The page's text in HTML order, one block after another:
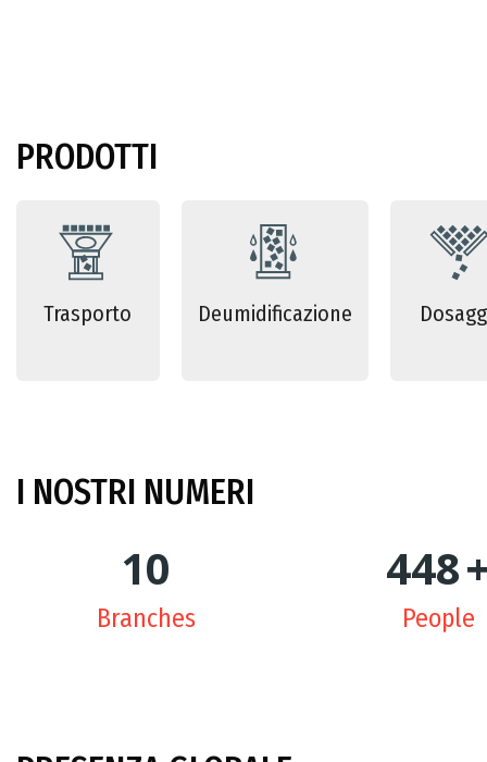
PRODOTTI
Trasporto Deumidificazione
I NOSTRI NUMERI
10
Branches
450+
People